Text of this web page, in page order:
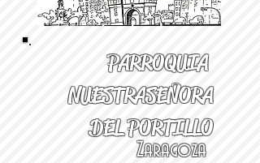
PARROQUIA
NUESTRASEÑORA
DEL PORTILLO
Zaragoza